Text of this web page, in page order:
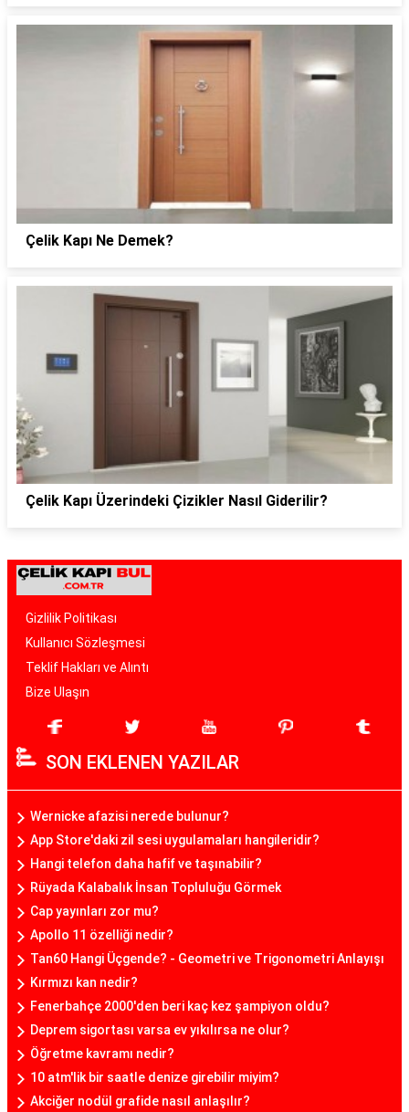
Çelik Kapı Ne Demek?
Çelik Kapı Üzerindeki Çizikler Nasıl Giderilir?
Gizlilik Politikası
Kullanıcı Sözleşmesi
Teklif Hakları ve Alıntı
Bize Ulaşın
SON EKLENEN YAZILAR
Wernicke afazisi nerede bulunur?
App Store'daki zil sesi uygulamaları hangileridir?
Hangi telefon daha hafif ve taşınabilir?
Rüyada Kalabalık İnsan Topluluğu Görmek
Cap yayınları zor mu?
Apollo 11 özelliği nedir?
Tan60 Hangi Üçgende? - Geometri ve Trigonometri Anlayışı
Kırmızı kan nedir?
Fenerbahçe 2000'den beri kaç kez şampiyon oldu?
Deprem sigortası varsa ev yıkılırsa ne olur?
Öğretme kavramı nedir?
10 atm'lik bir saatle denize girebilir miyim?
Akciğer nodül grafide nasıl anlaşılır?